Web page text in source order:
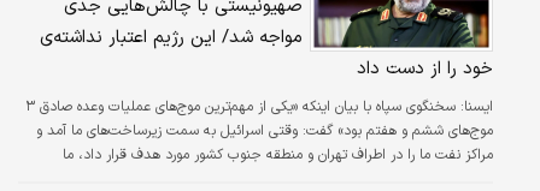
صهیونیستی با چالش‌هایی جدی
مواجه شد/ این رژیم اعتبار نداشته‌ی
خود را از دست داد
ایسنا:
سخنگوی سپاه با بیان اینکه «یکی از مهم‌ترین موج‌های عملیات وعده صادق ۳
موج‌های ششم و هفتم بود» گفت: وقتی اسرائیل به سمت زیرساخت‌های ما آمد و
مراکز نفت ما را در اطراف تهران و منطقه جنوب کشور مورد هدف قرار داد، ما